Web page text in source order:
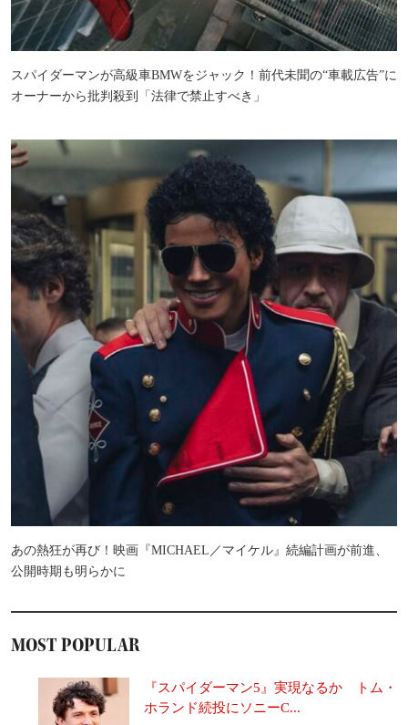
スパイダーマンが高級車BMWをジャック！前代未聞の“車載広告”に
オーナーから批判殺到「法律で禁止すべき」
あの熱狂が再び！映画『MICHAEL／マイケル』続編計画が前進、
公開時期も明らかに
MOST POPULAR
『スパイダーマン5』実現なるか トム・
ホランド続投にソニーC...